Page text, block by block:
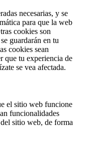
necesarias, y se
para que la web
cookies son
guardarán en tu
cookies sean
que tu experiencia de
se vea afectada.
el sitio web funcione
funcionalidades
sitio web, de forma